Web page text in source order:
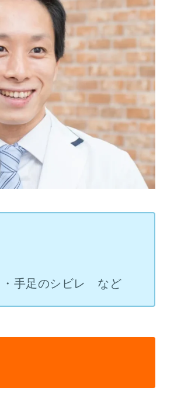
・手足のシビレ など